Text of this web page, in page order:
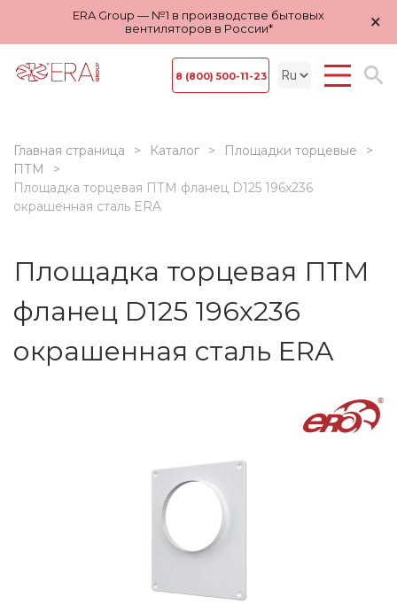
ERA Group — №1 в производстве бытовых
вентиляторов в России*
×
8 (800) 500-11-23
Главная страница Каталог
Площадки торцевые
ПТМ
Площадка торцевая ПТМ фланец D125 196х236
окрашенная сталь ERA
Площадка торцевая ПТМ
фланец D125 196х236
окрашенная сталь ERA